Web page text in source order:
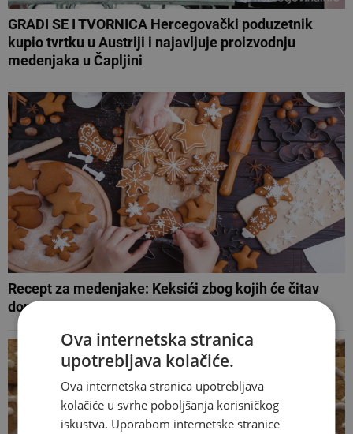
GRADI SE I TVORNICA Hercegovački poduzetnik
kupio tvrtku u Austriji i najavljuje proizvodnju
medenjaka u Čapljini
Recept za medenjake: Keksići zbog kojih će čitav
dom mirisati na Božić
Ova internetska stranica
upotrebljava kolačiće.
Ova internetska stranica upotrebljava
kolačiće u svrhe poboljšanja korisničkog
iskustva. Uporabom internetske stranice